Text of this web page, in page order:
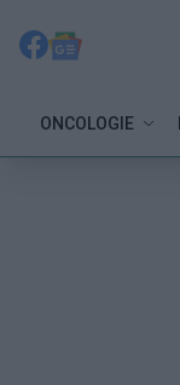
ONCOLOGIE